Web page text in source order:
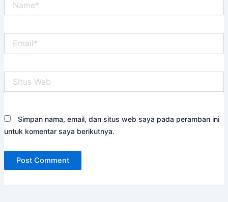
Web
Simpan nama, email, dan situs web saya pada peramban ini
untuk komentar saya berikutnya.